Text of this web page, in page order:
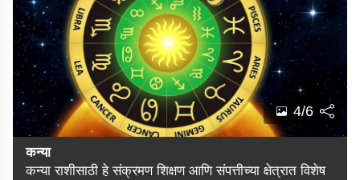
4/6
कन्या
कन्या राशीसाठी हे संक्रमण शिक्षण आणि संपत्तीच्या क्षेत्रात विशेष